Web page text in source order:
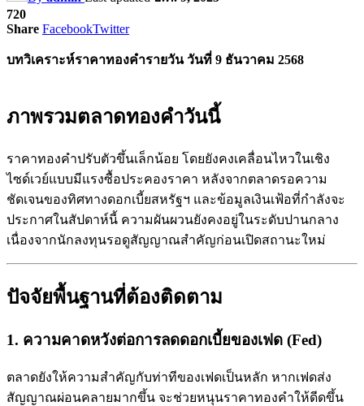
720
Share FacebookTwitter
บทวิเคราะห์ราคาทองคำรายวัน วันที่ 9 ธันวาคม 2568
ภาพรวมตลาดทองคำวันนี้
ราคาทองคำปรับตัวขึ้นเล็กน้อย โดยยังคงเคลื่อนไหวในเชิง
ไซด์เวย์แบบมีแรงซื้อประคองราคา หลังจากตลาดรอความ
ชัดเจนของทิศทางดอกเบี้ยสหรัฐฯ และข้อมูลเงินเฟ้อที่กำลังจะ
ประกาศในสัปดาห์นี้ ความผันผวนยังคงอยู่ในระดับปานกลาง
เนื่องจากนักลงทุนรอดูสัญญาณสำคัญก่อนเปิดสถานะใหม่
ปัจจัยพื้นฐานที่ต้องติดตาม
1. ความคาดหวังต่อการลดดอกเบี้ยของเฟด (Fed)
ตลาดยังให้ความสำคัญกับท่าทีของเฟดเป็นหลัก หากเฟดส่ง
สัญญาณผ่อนคลายมากขึ้น จะช่วยหนุนราคาทองคำให้ดีดขึ้น